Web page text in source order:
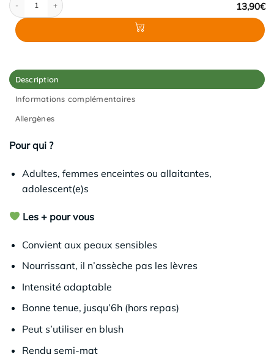
13,90€
Description
Informations complémentaires
Allergènes
Pour qui ?
Adultes, femmes enceintes ou allaitantes,
adolescent(e)s
Les + pour vous
Convient aux peaux sensibles
Nourrissant, il n’assèche pas les lèvres
Intensité adaptable
Bonne tenue, jusqu’6h (hors repas)
Peut s’utiliser en blush
Rendu semi-mat